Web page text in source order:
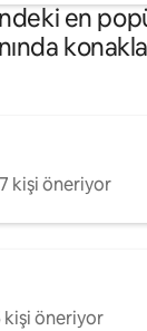
en
kişi öneriyor
kişi öneriyor